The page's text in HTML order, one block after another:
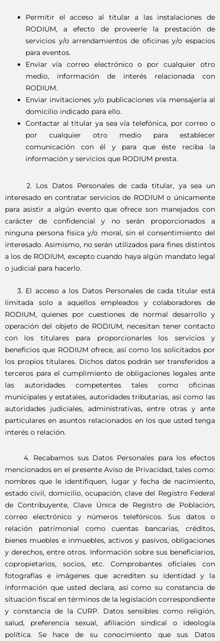
Permitir el acceso al titular a las instalaciones de
RODIUM, a efecto de proveerle la prestación de
servicios y/o arrendamientos de oficinas y/o espacios
para eventos.
Enviar vía correo electrónico o por cualquier otro
medio, información de interés relacionada con
RODIUM.
Enviar invitaciones y/o publicaciones vía mensajería al
domicilio indicado para ello.
Contactar al titular ya sea vía telefónica, por correo o
por cualquier otro medio para establecer
comunicación con él y para que éste reciba la
información y servicios que RODIUM presta.
2. Los Datos Personales de cada titular, ya sea un
interesado en contratar servicios de RODIUM o únicamente
para asistir a algún evento que ofrece son manejados con
carácter de confidencial y no serán proporcionados a
ninguna persona física y/o moral, sin el consentimiento del
interesado. Asimismo, no serán utilizados para fines distintos
a los de RODIUM, excepto cuando haya algún mandato legal
o judicial para hacerlo.
3. El acceso a los Datos Personales de cada titular está
limitada solo a aquellos empleados y colaboradores de
RODIUM, quienes por cuestiones de normal desarrollo y
operación del objeto de RODIUM, necesitan tener contacto
con los titulares para proporcionarles los servicios y
beneficios que RODIUM ofrece, así como los solicitados por
los propios titulares. Dichos datos podrán ser transferidos a
terceros para el cumplimiento de obligaciones legales ante
las autoridades competentes tales como oficinas
municipales y estatales, autoridades tributarias, así como las
autoridades judiciales, administrativas, entre otras y ante
particulares en asuntos relacionados en los que usted tenga
interés o relación.
4. Recabamos sus Datos Personales para los efectos
mencionados en el presente Aviso de Privacidad, tales como:
nombres que le identifiquen, lugar y fecha de nacimiento,
estado civil, domicilio, ocupación, clave del Registro Federal
de Contribuyente, Clave Única de Registro de Población,
correo electrónico y números telefónicos. Sus datos o
relación patrimonial como cuentas bancarias, créditos,
bienes muebles e inmuebles, activos y pasivos, obligaciones
y derechos, entre otros. Información sobre sus beneficiarios,
copropietarios, socios, etc. Comprobantes oficiales con
fotografías e imágenes que acrediten su identidad y la
información que usted declara, así como su constancia de
situación fiscal en términos de la legislación correspondiente
y constancia de la CURP. Datos sensibles como religión,
salud, preferencia sexual, afiliación sindical o ideología
política. Se hace de su conocimiento que sus Datos